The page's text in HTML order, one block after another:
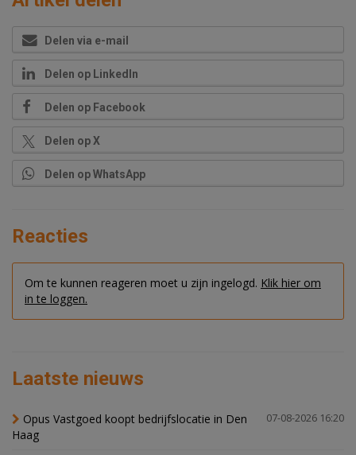
Delen via e-mail
Delen op LinkedIn
Delen op Facebook
Delen op X
Delen op WhatsApp
Reacties
Om te kunnen reageren moet u zijn ingelogd. Klik hier om
in te loggen.
Laatste nieuws
07-08-2026 16:20
Opus Vastgoed koopt bedrijfslocatie in Den
Haag